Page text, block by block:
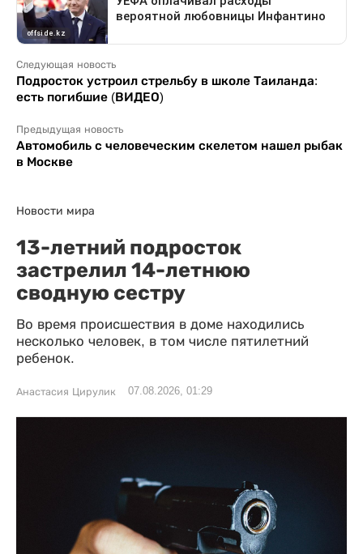
Следующая новость
Подросток устроил стрельбу в школе Таиланда:
есть погибшие (ВИДЕО)
Предыдущая новость
Автомобиль с человеческим скелетом нашел рыбак
в Москве
Новости мира
13-летний подросток
застрелил 14-летнюю
сводную сестру
Во время происшествия в доме находились
несколько человек, в том числе пятилетний
ребенок.
Анастасия Цирулик 07.08.2026, 01:29